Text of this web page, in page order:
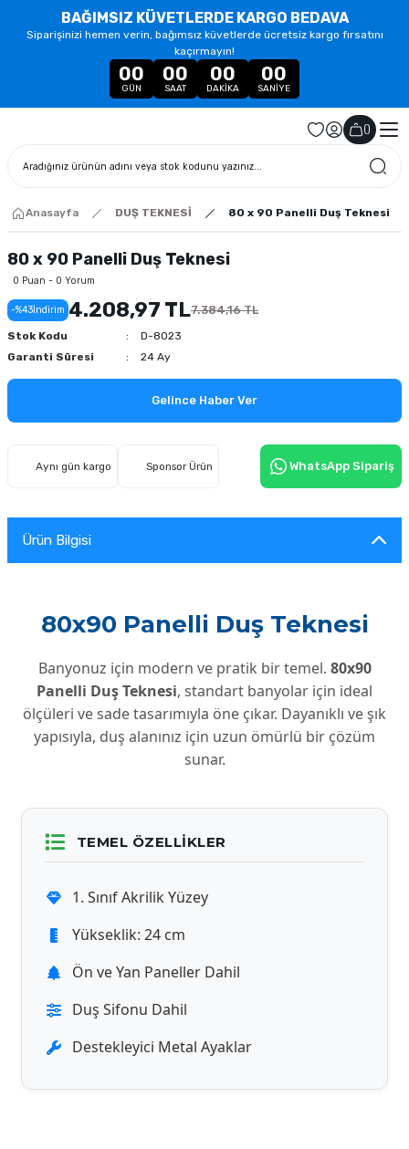
BAĞIMSIZ KÜVETLERDE KARGO BEDAVA
Siparişinizi hemen verin, bağımsız küvetlerde ücretsiz kargo fırsatını
kaçırmayın!
00
GÜN
00
SAAT
00
DAKIKA
00
SANIYE
()
Anasayfa DUŞ TEKNESİ 80 x 90 Panelli Duş Teknesi
80 x 90 Panelli Duş Teknesi
0 Puan - 0 Yorum
-%43İndirim 4.208,97 TL7.384,16 TL
Stok Kodu
D-8023
Garanti Süresi
24 Ay
Gelince Haber Ver
Aynı gün kargo Sponsor Ürün WhatsApp Sipariş
Ürün Bilgisi
80x90 Panelli Duş Teknesi
Banyonuz için modern ve pratik bir temel. 80x90
Panelli Duş Teknesi, standart banyolar için ideal
ölçüleri ve sade tasarımıyla öne çıkar. Dayanıklı ve şık
yapısıyla, duş alanınız için uzun ömürlü bir çözüm
sunar.
TEMEL ÖZELLIKLER
1. Sınıf Akrilik Yüzey
Yükseklik: 24 cm
Ön ve Yan Paneller Dahil
Duş Sifonu Dahil
Destekleyici Metal Ayaklar